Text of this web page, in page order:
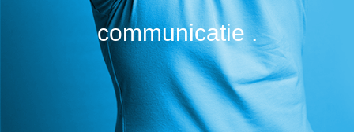
communicatie .